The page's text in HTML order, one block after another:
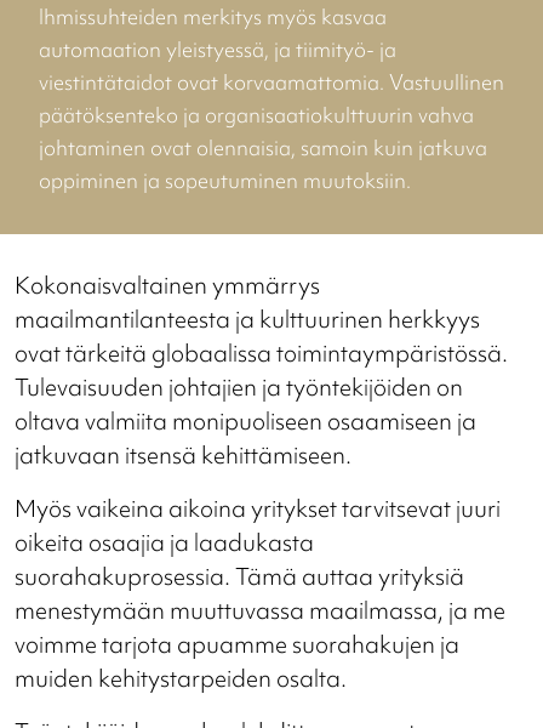
Ihmissuhteiden merkitys myös kasvaa
automaation yleistyessä, ja tiimityö- ja
viestintätaidot ovat korvaamattomia. Vastuullinen
päätöksenteko ja organisaatiokulttuurin vahva
johtaminen ovat olennaisia, samoin kuin jatkuva
oppiminen ja sopeutuminen muutoksiin.
Kokonaisvaltainen ymmärrys
maailmantilanteesta ja kulttuurinen herkkyys
ovat tärkeitä globaalissa toimintaympäristössä.
Tulevaisuuden johtajien ja työntekijöiden on
oltava valmiita monipuoliseen osaamiseen ja
jatkuvaan itsensä kehittämiseen.
Myös vaikeina aikoina yritykset tarvitsevat juuri
oikeita osaajia ja laadukasta
suorahakuprosessia. Tämä auttaa yrityksiä
menestymään muuttuvassa maailmassa, ja me
voimme tarjota apuamme suorahakujen ja
muiden kehitystarpeiden osalta.